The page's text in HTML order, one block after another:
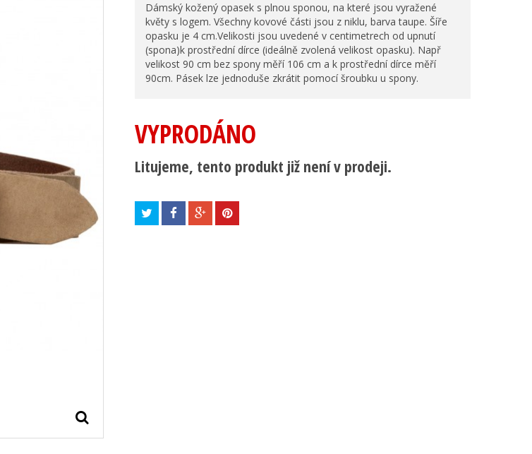
Dámský kožený opasek s plnou sponou, na které jsou vyražené
květy s logem. Všechny kovové části jsou z niklu, barva taupe. Šíře
opasku je 4 cm.Velikosti jsou uvedené v centimetrech od upnutí
(spona)k prostřední dírce (ideálně zvolená velikost opasku). Např
velikost 90 cm bez spony měří 106 cm a k prostřední dírce měří
90cm. Pásek lze jednoduše zkrátit pomocí šroubku u spony.
VYPRODÁNO
Litujeme, tento produkt již není v prodeji.